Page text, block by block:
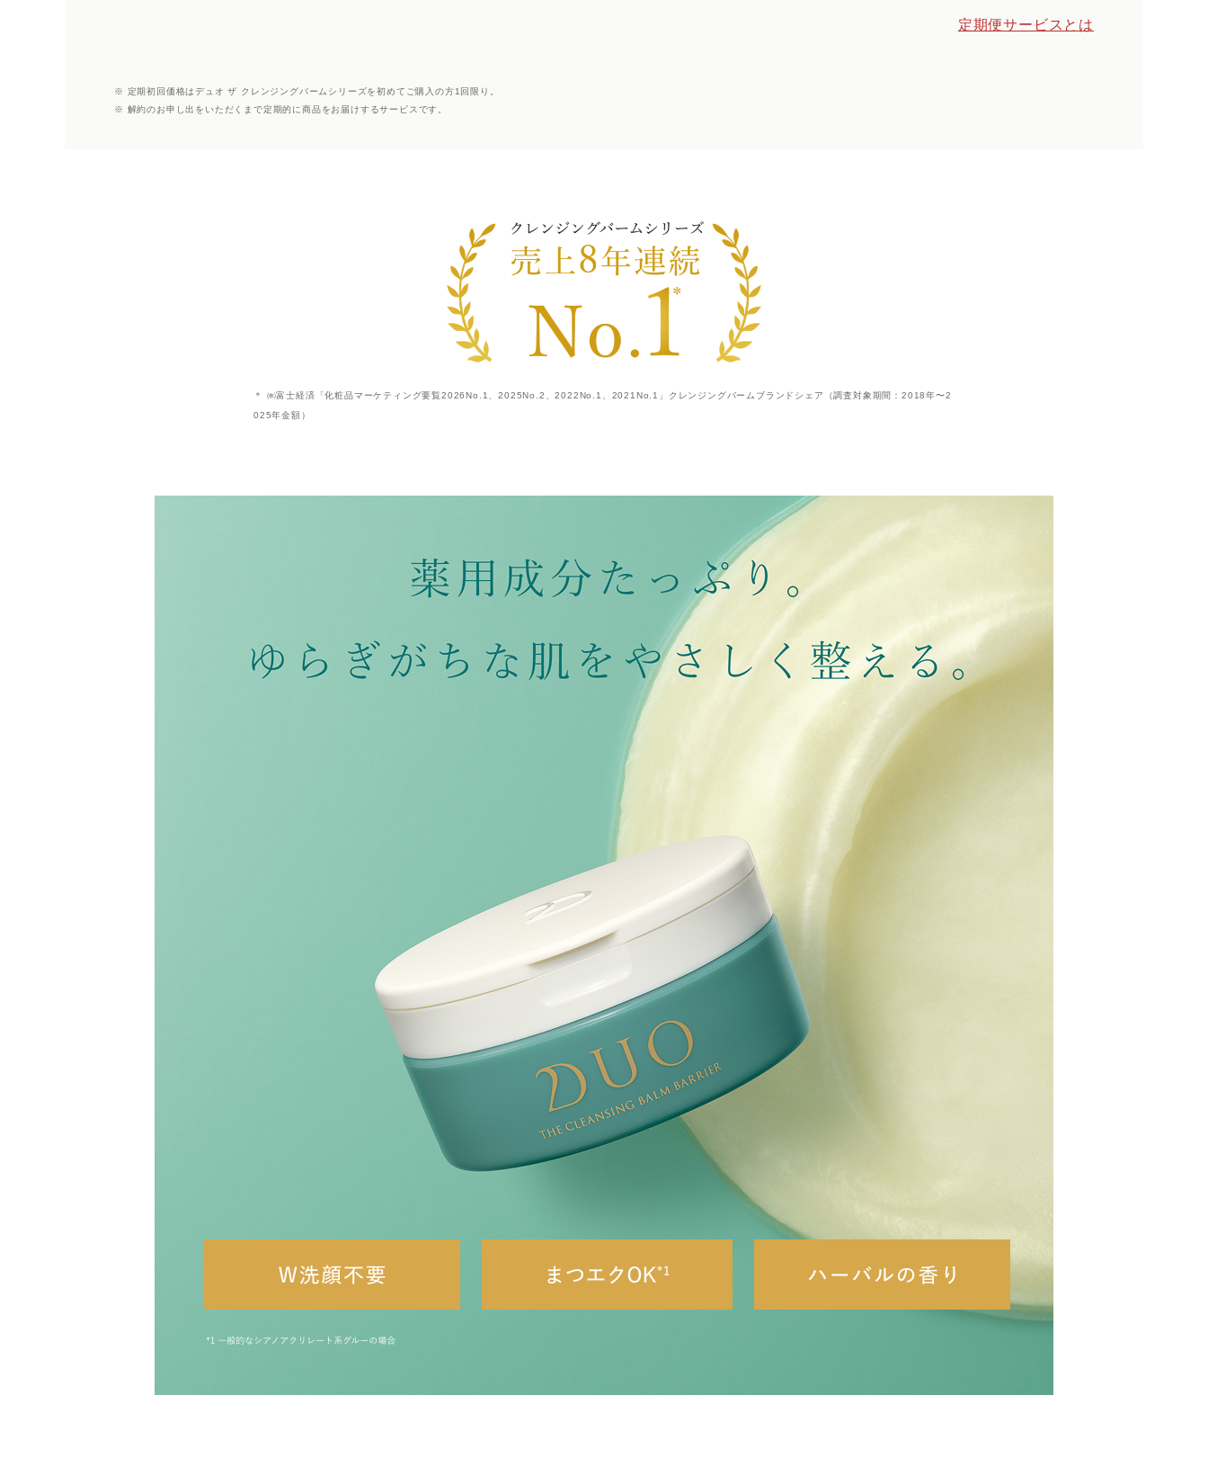
定期便サービスとは
※ 定期初回価格はデュオ ザ クレンジングバームシリーズを初めてご購入の方1回限り。
※ 解約のお申し出をいただくまで定期的に商品をお届けするサービスです。
＊ ㈱富士経済「化粧品マーケティング要覧2026No.1、2025No.2、2022No.1、2021No.1」クレンジングバームブランドシェア（調査対象期間：2018年〜2
025年金額）